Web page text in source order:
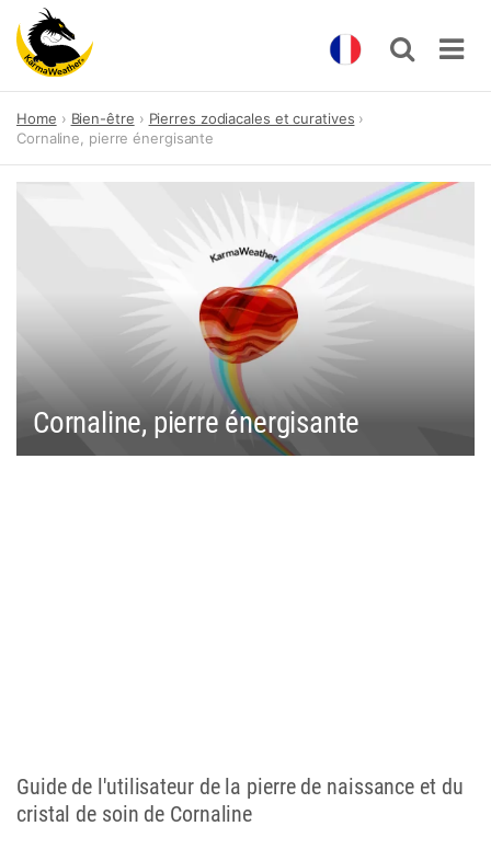
content
Home Bien-être
Pierres zodiacales et curatives
Cornaline, pierre énergisante
Cornaline, pierre énergisante
Guide de l'utilisateur de la pierre de naissance et du
cristal de soin de Cornaline